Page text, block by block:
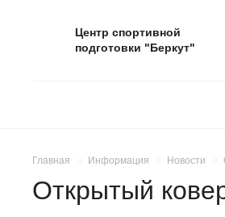
Центр спортивной
подготовки "Беркут"
Главная Информация Новости
Открытый